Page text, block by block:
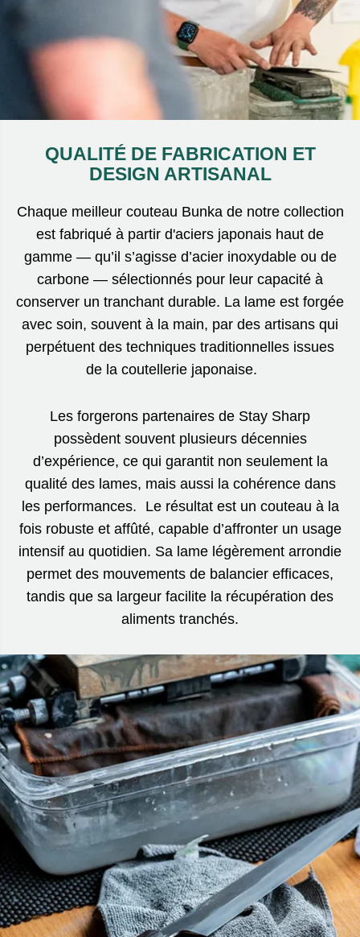
QUALITÉ DE FABRICATION ET
DESIGN ARTISANAL
Chaque meilleur couteau Bunka de notre collection
est fabriqué à partir d'aciers japonais haut de
gamme — qu’il s’agisse d’acier inoxydable ou de
carbone — sélectionnés pour leur capacité à
conserver un tranchant durable. La lame est forgée
avec soin, souvent à la main, par des artisans qui
perpétuent des techniques traditionnelles issues
de la coutellerie japonaise.
Les forgerons partenaires de Stay Sharp
possèdent souvent plusieurs décennies
d’expérience, ce qui garantit non seulement la
qualité des lames, mais aussi la cohérence dans
les performances. Le résultat est un couteau à la
fois robuste et affûté, capable d’affronter un usage
intensif au quotidien. Sa lame légèrement arrondie
permet des mouvements de balancier efficaces,
tandis que sa largeur facilite la récupération des
aliments tranchés.